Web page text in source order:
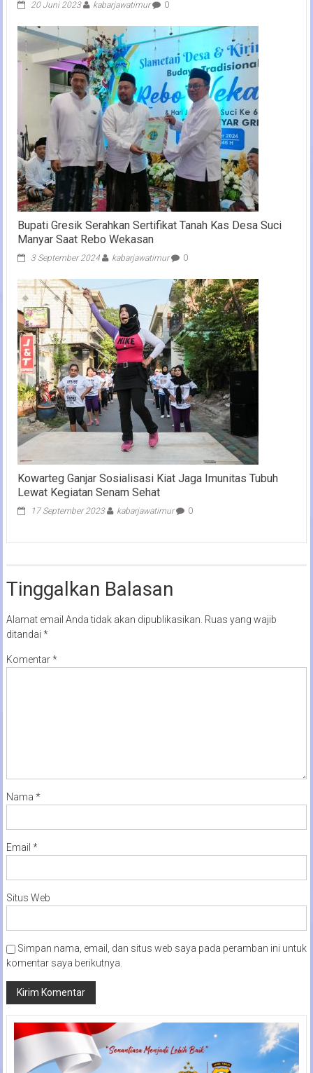
20 Juni 2023 kabarjawatimur 0
Bupati Gresik Serahkan Sertifikat Tanah Kas Desa Suci
Manyar Saat Rebo Wekasan
3 September 2024 kabarjawatimur 0
Kowarteg Ganjar Sosialisasi Kiat Jaga Imunitas Tubuh
Lewat Kegiatan Senam Sehat
17 September 2023 kabarjawatimur 0
Tinggalkan Balasan
Alamat email Anda tidak akan dipublikasikan. Ruas yang wajib
ditandai *
Komentar*
Nama *
Email *
Situs Web
Simpan nama, email, dan situs web saya pada peramban ini untuk
komentar saya berikutnya.